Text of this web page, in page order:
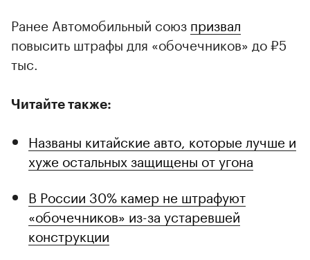
Ранее Автомобильный союз призвал
повысить штрафы для «обочечников» до ₽5
тыс.
Читайте также:
Названы китайские авто, которые лучше и
хуже остальных защищены от угона
В России 30% камер не штрафуют
«обочечников» из-за устаревшей
конструкции